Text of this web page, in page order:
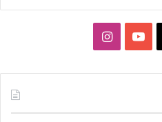
يوتيوبانستقرام